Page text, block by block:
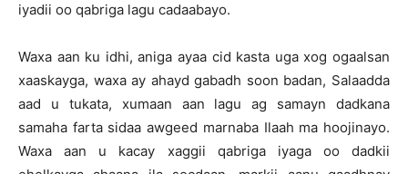
iyadii oo qabriga lagu cadaabayo.
Waxa aan ku idhi, aniga ayaa cid kasta uga xog ogaalsan
xaaskayga, waxa ay ahayd gabadh soon badan, Salaadda
aad u tukata, xumaan aan lagu ag samayn dadkana
samaha farta sidaa awgeed marnaba Ilaah ma hoojinayo.
Waxa aan u kacay xaggii qabriga iyaga oo dadkii